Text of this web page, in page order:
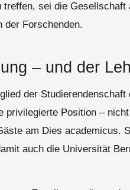
sei die Gesellschaft
der Forschenden.
– und der
der
privilegierte Position –
am Dies academicus.
auch die Universität